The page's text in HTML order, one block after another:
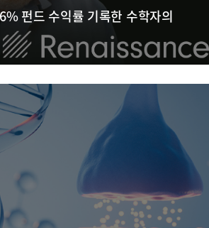
펀드 수익률 기록한 수학자의